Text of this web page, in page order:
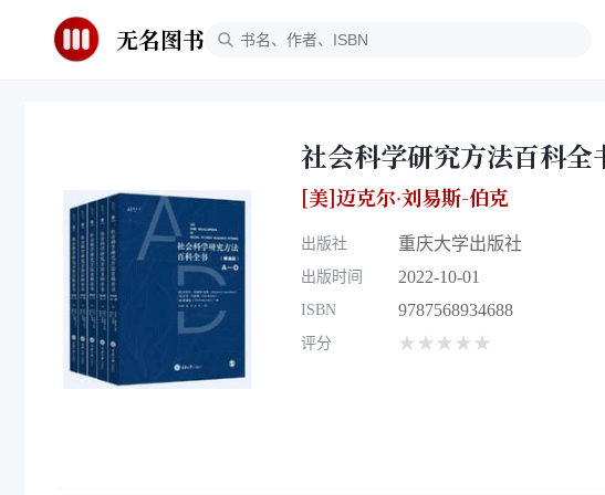
无名图书
社会科学研究方法百科全
[美]迈克尔·刘易斯-伯克
出版社 重庆大学出版社
出版时间 2022-10-01
ISBN 9787568934688
评分 ★★★★★